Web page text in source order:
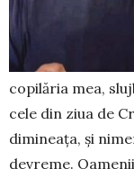
copilăria mea,
cele din ziua de
dimineața, și
devreme.